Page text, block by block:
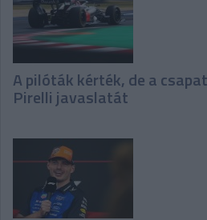
A pilóták kérték, de a
Pirelli javaslatát